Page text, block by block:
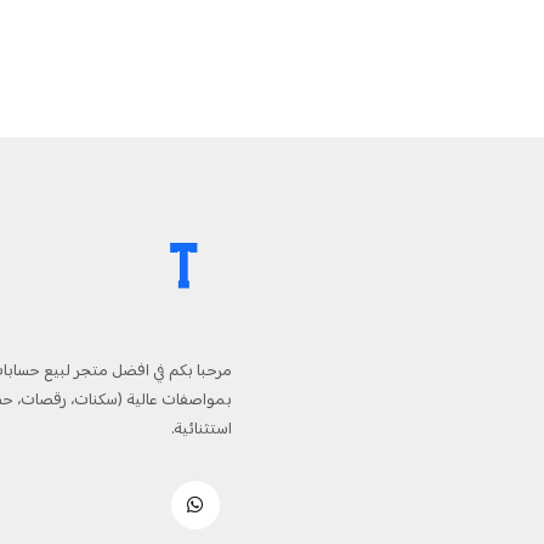
مرحبا بكم في افضل متجر لبيع
بمواصفات عالية (سكنات، رقصات،
استثنائية.